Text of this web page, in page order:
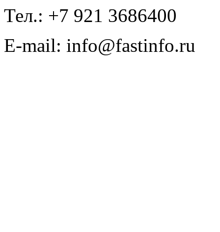
Тел.: +7 921 3686400
E-mail: info@fastinfo.ru